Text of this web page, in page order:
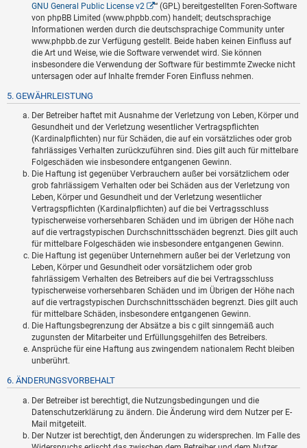
GNU General Public License v2
“ (GPL) bereitgestellten Foren-Software
von phpBB Limited (www.phpbb.com) handelt; deutschsprachige
Informationen werden durch die deutschsprachige Community unter
www.phpbb.de zur Verfügung gestellt. Beide haben keinen Einfluss auf
die Art und Weise, wie die Software verwendet wird. Sie können
insbesondere die Verwendung der Software für bestimmte Zwecke nicht
untersagen oder auf Inhalte fremder Foren Einfluss nehmen.
5. GEWÄHRLEISTUNG
Der Betreiber haftet mit Ausnahme der Verletzung von Leben, Körper und
Gesundheit und der Verletzung wesentlicher Vertragspflichten
(Kardinalpflichten) nur für Schäden, die auf ein vorsätzliches oder grob
fahrlässiges Verhalten zurückzuführen sind. Dies gilt auch für mittelbare
Folgeschäden wie insbesondere entgangenen Gewinn.
Die Haftung ist gegenüber Verbrauchern außer bei vorsätzlichem oder
grob fahrlässigem Verhalten oder bei Schäden aus der Verletzung von
Leben, Körper und Gesundheit und der Verletzung wesentlicher
Vertragspflichten (Kardinalpflichten) auf die bei Vertragsschluss
typischerweise vorhersehbaren Schäden und im übrigen der Höhe nach
auf die vertragstypischen Durchschnittsschäden begrenzt. Dies gilt auch
für mittelbare Folgeschäden wie insbesondere entgangenen Gewinn.
Die Haftung ist gegenüber Unternehmern außer bei der Verletzung von
Leben, Körper und Gesundheit oder vorsätzlichem oder grob
fahrlässigem Verhalten des Betreibers auf die bei Vertragsschluss
typischerweise vorhersehbaren Schäden und im Übrigen der Höhe nach
auf die vertragstypischen Durchschnittsschäden begrenzt. Dies gilt auch
für mittelbare Schäden, insbesondere entgangenen Gewinn.
Die Haftungsbegrenzung der Absätze a bis c gilt sinngemäß auch
zugunsten der Mitarbeiter und Erfüllungsgehilfen des Betreibers.
Ansprüche für eine Haftung aus zwingendem nationalem Recht bleiben
unberührt.
6. ÄNDERUNGSVORBEHALT
Der Betreiber ist berechtigt, die Nutzungsbedingungen und die
Datenschutzerklärung zu ändern. Die Änderung wird dem Nutzer per E-
Mail mitgeteilt.
Der Nutzer ist berechtigt, den Änderungen zu widersprechen. Im Falle des